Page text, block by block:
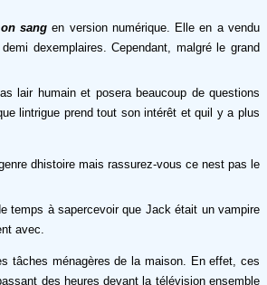
sang en version numérique. Elle en a vendu
dexemplaires. Cependant, malgré le grand
lair humain et posera beaucoup de questions
lintrigue prend tout son intérêt et quil y a plus
dhistoire mais rassurez-vous ce nest pas le
temps à sapercevoir que Jack était un vampire
avec.
tâches ménagères de la maison. En effet, ces
des heures devant la télévision ensemble